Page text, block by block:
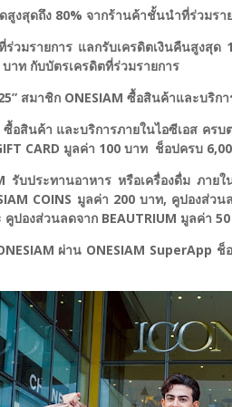
งสุดถึง 80% จากร้านค้าชั้นนำที่ร่วมร
วมรายการ แลกรับเครดิตเงินคืนสูงสุ
บาท กับบัตรเครดิตที่ร่วมรายการ
สมาชิก ONESIAM ซื้อสินค้าและบริก
อสินค้า และบริการภายในไอซีเอส คร
CARD มูลค่า 100 บาท ช็อปครบ
รับประทานอาหาร หรือเครื่องดื่ม ภาย
COINS มูลค่า 200 บาท, คูปองส่ว
คูปองส่วนลดจาก BEAUTRIUM มูลค่า
ผ่าน ONESIAM SuperApp